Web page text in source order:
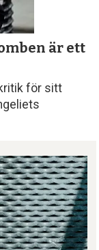
är ett
för sitt